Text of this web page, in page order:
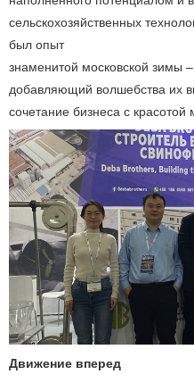
сельскохозяйственных
был опыт
знаменитой московской зимы
добавляющий волшебства их
сочетание бизнеса с
Движение вперед